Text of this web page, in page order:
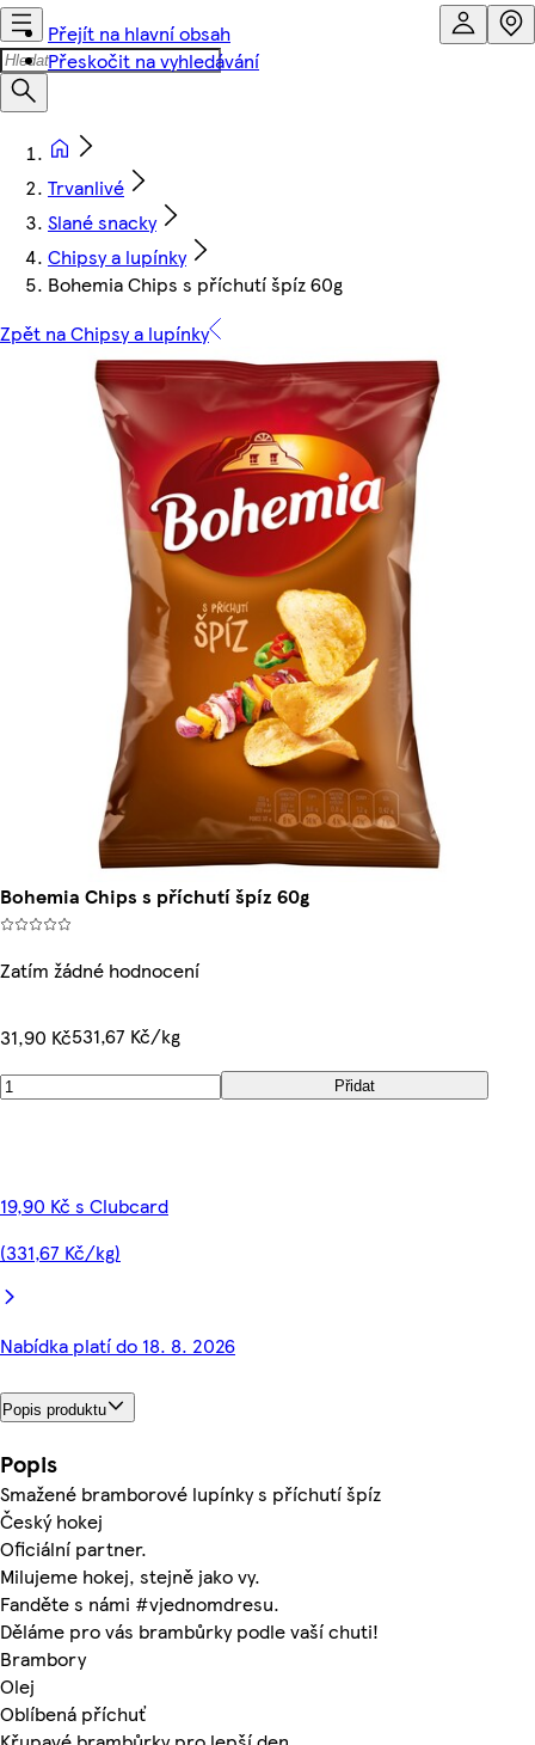
Přejít na hlavní obsah
Přeskočit na vyhledávání
Trvanlivé
Slané snacky
Chipsy a lupínky
Bohemia Chips s příchutí špíz 60g
Zpět na Chipsy a lupínky
Bohemia Chips s příchutí špíz 60g
Zatím žádné hodnocení
31,90 Kč531,67 Kč/kg
Přidat
19,90 Kč s Clubcard
(331,67 Kč/kg)
Nabídka platí do 18. 8. 2026
Popis produktu
Popis
Smažené bramborové lupínky s příchutí špíz
Český hokej
Oficiální partner.
Milujeme hokej, stejně jako vy.
Fanděte s námi #vjednomdresu.
Děláme pro vás brambůrky podle vaší chuti!
Brambory
Olej
Oblíbená příchuť